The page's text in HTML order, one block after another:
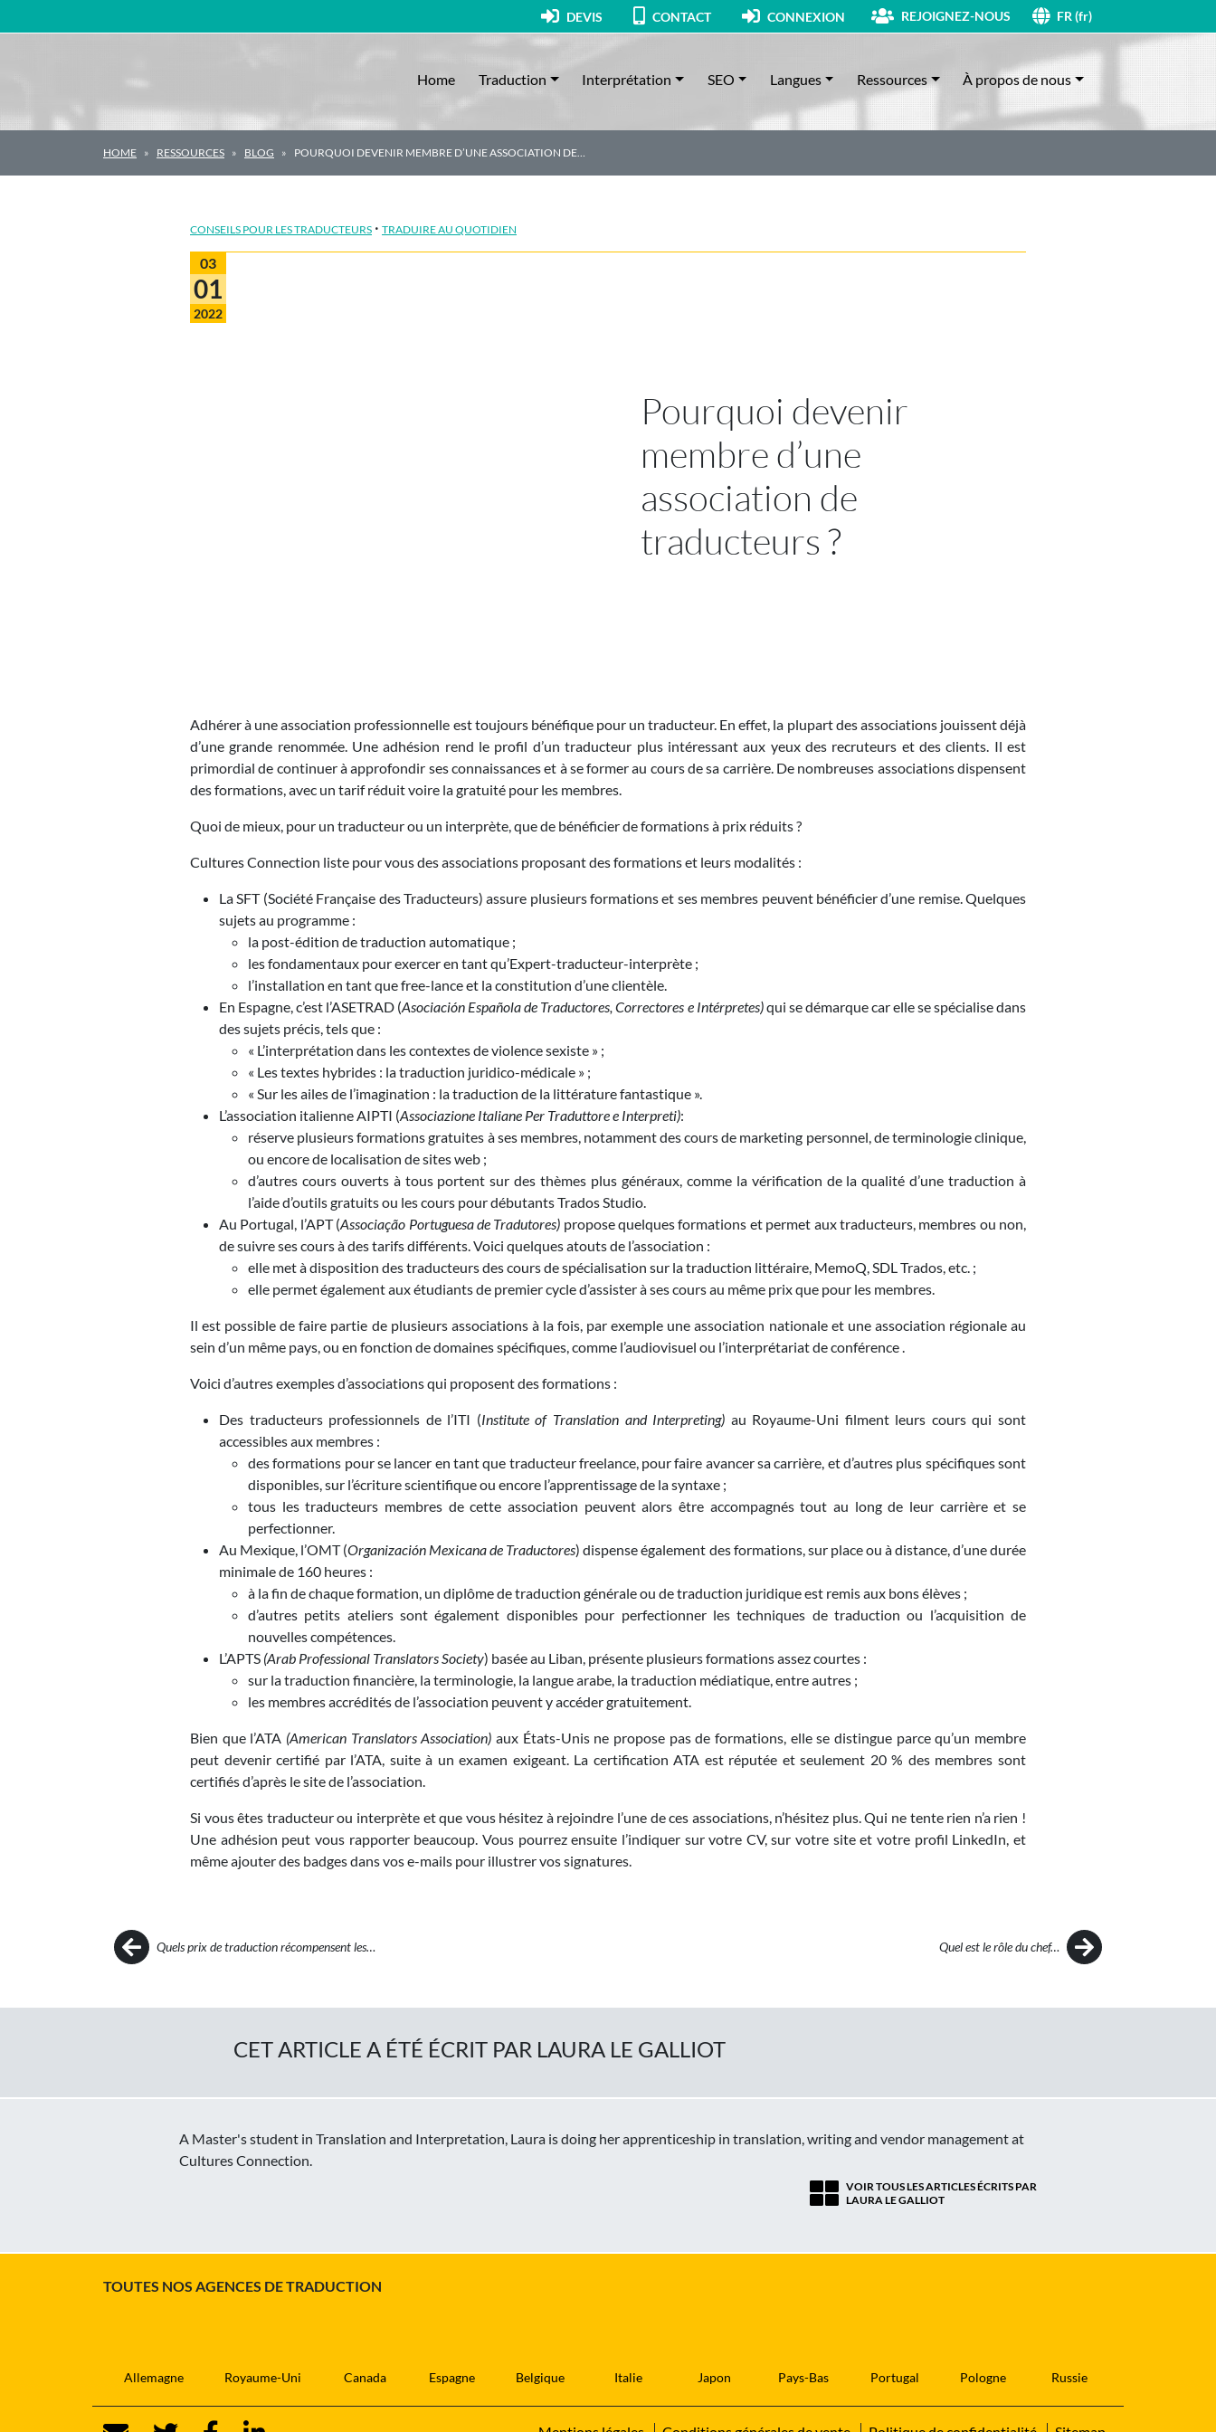
DEVIS CONTACT CONNEXION REJOIGNEZ-NOUS FR (fr)
Navigation principale Home Traduction Interprétation SEO Langues Ressources À propos de nous
HOME RESSOURCES BLOG POURQUOI DEVENIR MEMBRE D’UNE ASSOCIATION DE…
CONSEILS POUR LES TRADUCTEURS · TRADUIRE AU QUOTIDIEN
03
01
2022
Pourquoi devenir
membre d’une
association de
traducteurs ?
Adhérer à une association professionnelle est toujours bénéfique pour un traducteur. En effet, la plupart des associations jouissent déjà
d’une grande renommée. Une adhésion rend le profil d’un traducteur plus intéressant aux yeux des recruteurs et des clients. Il est
primordial de continuer à approfondir ses connaissances et à se former au cours de sa carrière. De nombreuses associations dispensent
des formations, avec un tarif réduit voire la gratuité pour les membres.
Quoi de mieux, pour un traducteur ou un interprète, que de bénéficier de formations à prix réduits ?
Cultures Connection liste pour vous des associations proposant des formations et leurs modalités :
La SFT (Société Française des Traducteurs) assure plusieurs formations et ses membres peuvent bénéficier d’une remise. Quelques
sujets au programme :
la post-édition de traduction automatique ;
les fondamentaux pour exercer en tant qu’Expert-traducteur-interprète ;
l’installation en tant que free-lance et la constitution d’une clientèle.
En Espagne, c’est l’ASETRAD (Asociación Española de Traductores, Correctores e Intérpretes)qui se démarque car elle se spécialise dans
des sujets précis, tels que :
« L’interprétation dans les contextes de violence sexiste » ;
« Les textes hybrides : la traduction juridico-médicale » ;
« Sur les ailes de l’imagination : la traduction de la littérature fantastique ».
L’association italienne AIPTI (Associazione Italiane Per Traduttore e Interpreti):
réserve plusieurs formations gratuites à ses membres, notamment des cours de marketing personnel, de terminologie clinique,
ou encore de localisation de sites web ;
d’autres cours ouverts à tous portent sur des thèmes plus généraux, comme la vérification de la qualité d’une traduction à
l’aide d’outils gratuits ou les cours pour débutants Trados Studio.
Au Portugal, l’APT (Associação Portuguesa de Tradutores) propose quelques formations et permet aux traducteurs, membres ou non,
de suivre ses cours à des tarifs différents. Voici quelques atouts de l’association :
elle met à disposition des traducteurs des cours de spécialisation sur la traduction littéraire, MemoQ, SDL Trados, etc. ;
elle permet également aux étudiants de premier cycle d’assister à ses cours au même prix que pour les membres.
Il est possible de faire partie de plusieurs associations à la fois, par exemple une association nationale et une association régionale au
sein d’un même pays, ou en fonction de domaines spécifiques, comme l’audiovisuel ou l’interprétariat de conférence .
Voici d’autres exemples d’associations qui proposent des formations :
Des traducteurs professionnels de l’ITI (Institute of Translation and Interpreting) au Royaume-Uni filment leurs cours qui sont
accessibles aux membres :
des formations pour se lancer en tant que traducteur freelance, pour faire avancer sa carrière, et d’autres plus spécifiques sont
disponibles, sur l’écriture scientifique ou encore l’apprentissage de la syntaxe ;
tous les traducteurs membres de cette association peuvent alors être accompagnés tout au long de leur carrière et se
perfectionner.
Au Mexique, l’OMT (Organización Mexicana de Traductores) dispense également des formations, sur place ou à distance, d’une durée
minimale de 160 heures :
à la fin de chaque formation, un diplôme de traduction générale ou de traduction juridique est remis aux bons élèves ;
d’autres petits ateliers sont également disponibles pour perfectionner les techniques de traduction ou l’acquisition de
nouvelles compétences.
L’APTS (Arab Professional Translators Society) basée au Liban, présente plusieurs formations assez courtes :
sur la traduction financière, la terminologie, la langue arabe, la traduction médiatique, entre autres ;
les membres accrédités de l’association peuvent y accéder gratuitement.
Bien que l’ATA (American Translators Association) aux États-Unis ne propose pas de formations, elle se distingue parce qu’un membre
peut devenir certifié par l’ATA, suite à un examen exigeant. La certification ATA est réputée et seulement 20 % des membres sont
certifiés d’après le site de l’association.
Si vous êtes traducteur ou interprète et que vous hésitez à rejoindre l’une de ces associations, n’hésitez plus. Qui ne tente rien n’a rien !
Une adhésion peut vous rapporter beaucoup. Vous pourrez ensuite l’indiquer sur votre CV, sur votre site et votre profil LinkedIn, et
même ajouter des badges dans vos e-mails pour illustrer vos signatures.
Post navigation
Quels prix de traduction récompensent les… Quel est le rôle du chef…
CET ARTICLE A ÉTÉ ÉCRIT PAR LAURA LE GALLIOT
A Master's student in Translation and Interpretation, Laura is doing her apprenticeship in translation, writing and vendor management at
Cultures Connection.
VOIR TOUS LES ARTICLES ÉCRITS PAR
LAURA LE GALLIOT
TOUTES NOS AGENCES DE TRADUCTION
Allemagne Royaume-Uni Canada Espagne Belgique Italie Japon Pays-Bas Portugal Pologne Russie